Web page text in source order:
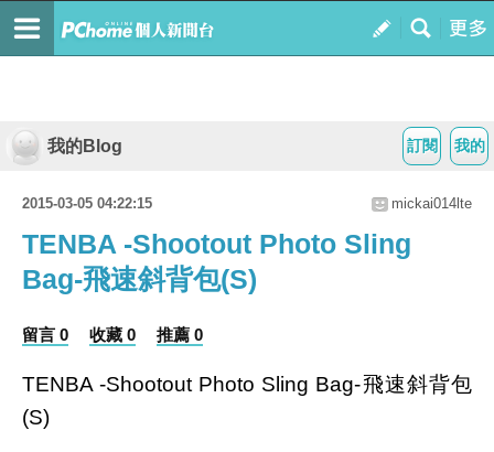
我的
訂閱
我的Blog
2015-03-05 04:22:15 mickai014lte
TENBA -Shootout Photo Sling
Bag-飛速斜背包(S)
留言 0 收藏 0 推薦 0
TENBA -Shootout Photo Sling Bag-飛速斜背包
(S)